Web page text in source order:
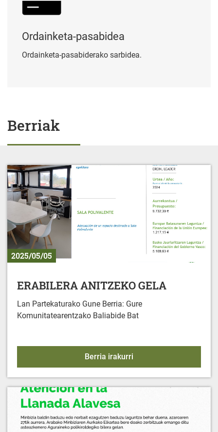
Ordainketa-pasabidea
Ordainketa-pasabiderako sarbidea.
Berriak
2025/05/05
ERABILERA ANITZEKO GELA
Lan Partekaturako Gune Berria: Gure
Komunitatearentzako Baliabide Bat
Berria irakurri